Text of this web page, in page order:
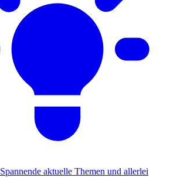
Spannende aktuelle Themen und allerlei